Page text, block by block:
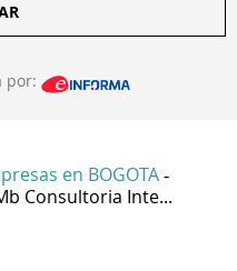
por:
en BOGOTA -
Consultoria Inte...